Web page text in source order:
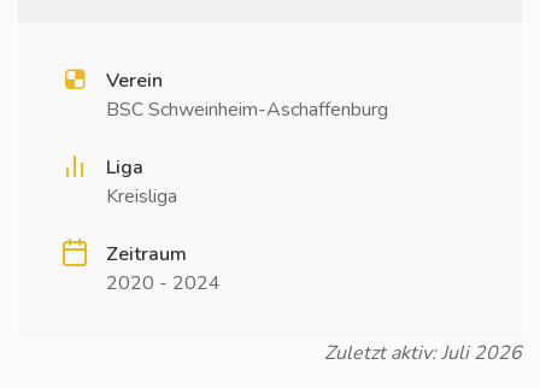
Verein
BSC Schweinheim-Aschaffenburg
Liga
Kreisliga
Zeitraum
2020 - 2024
Zuletzt aktiv: Juli 2026